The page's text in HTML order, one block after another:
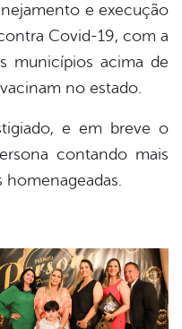
e execução
Covid-19, com a
municípios acima de
no estado.
e em breve o
contando mais
homenageadas.